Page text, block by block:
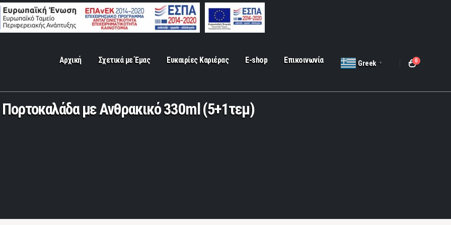
Αρχική Σχετικά με Έμας Ευκαιρίες Καριέρας E-shop Επικοινωνία Greek ▼ 0
με Ανθρακικό 330ml (5+1τεμ)